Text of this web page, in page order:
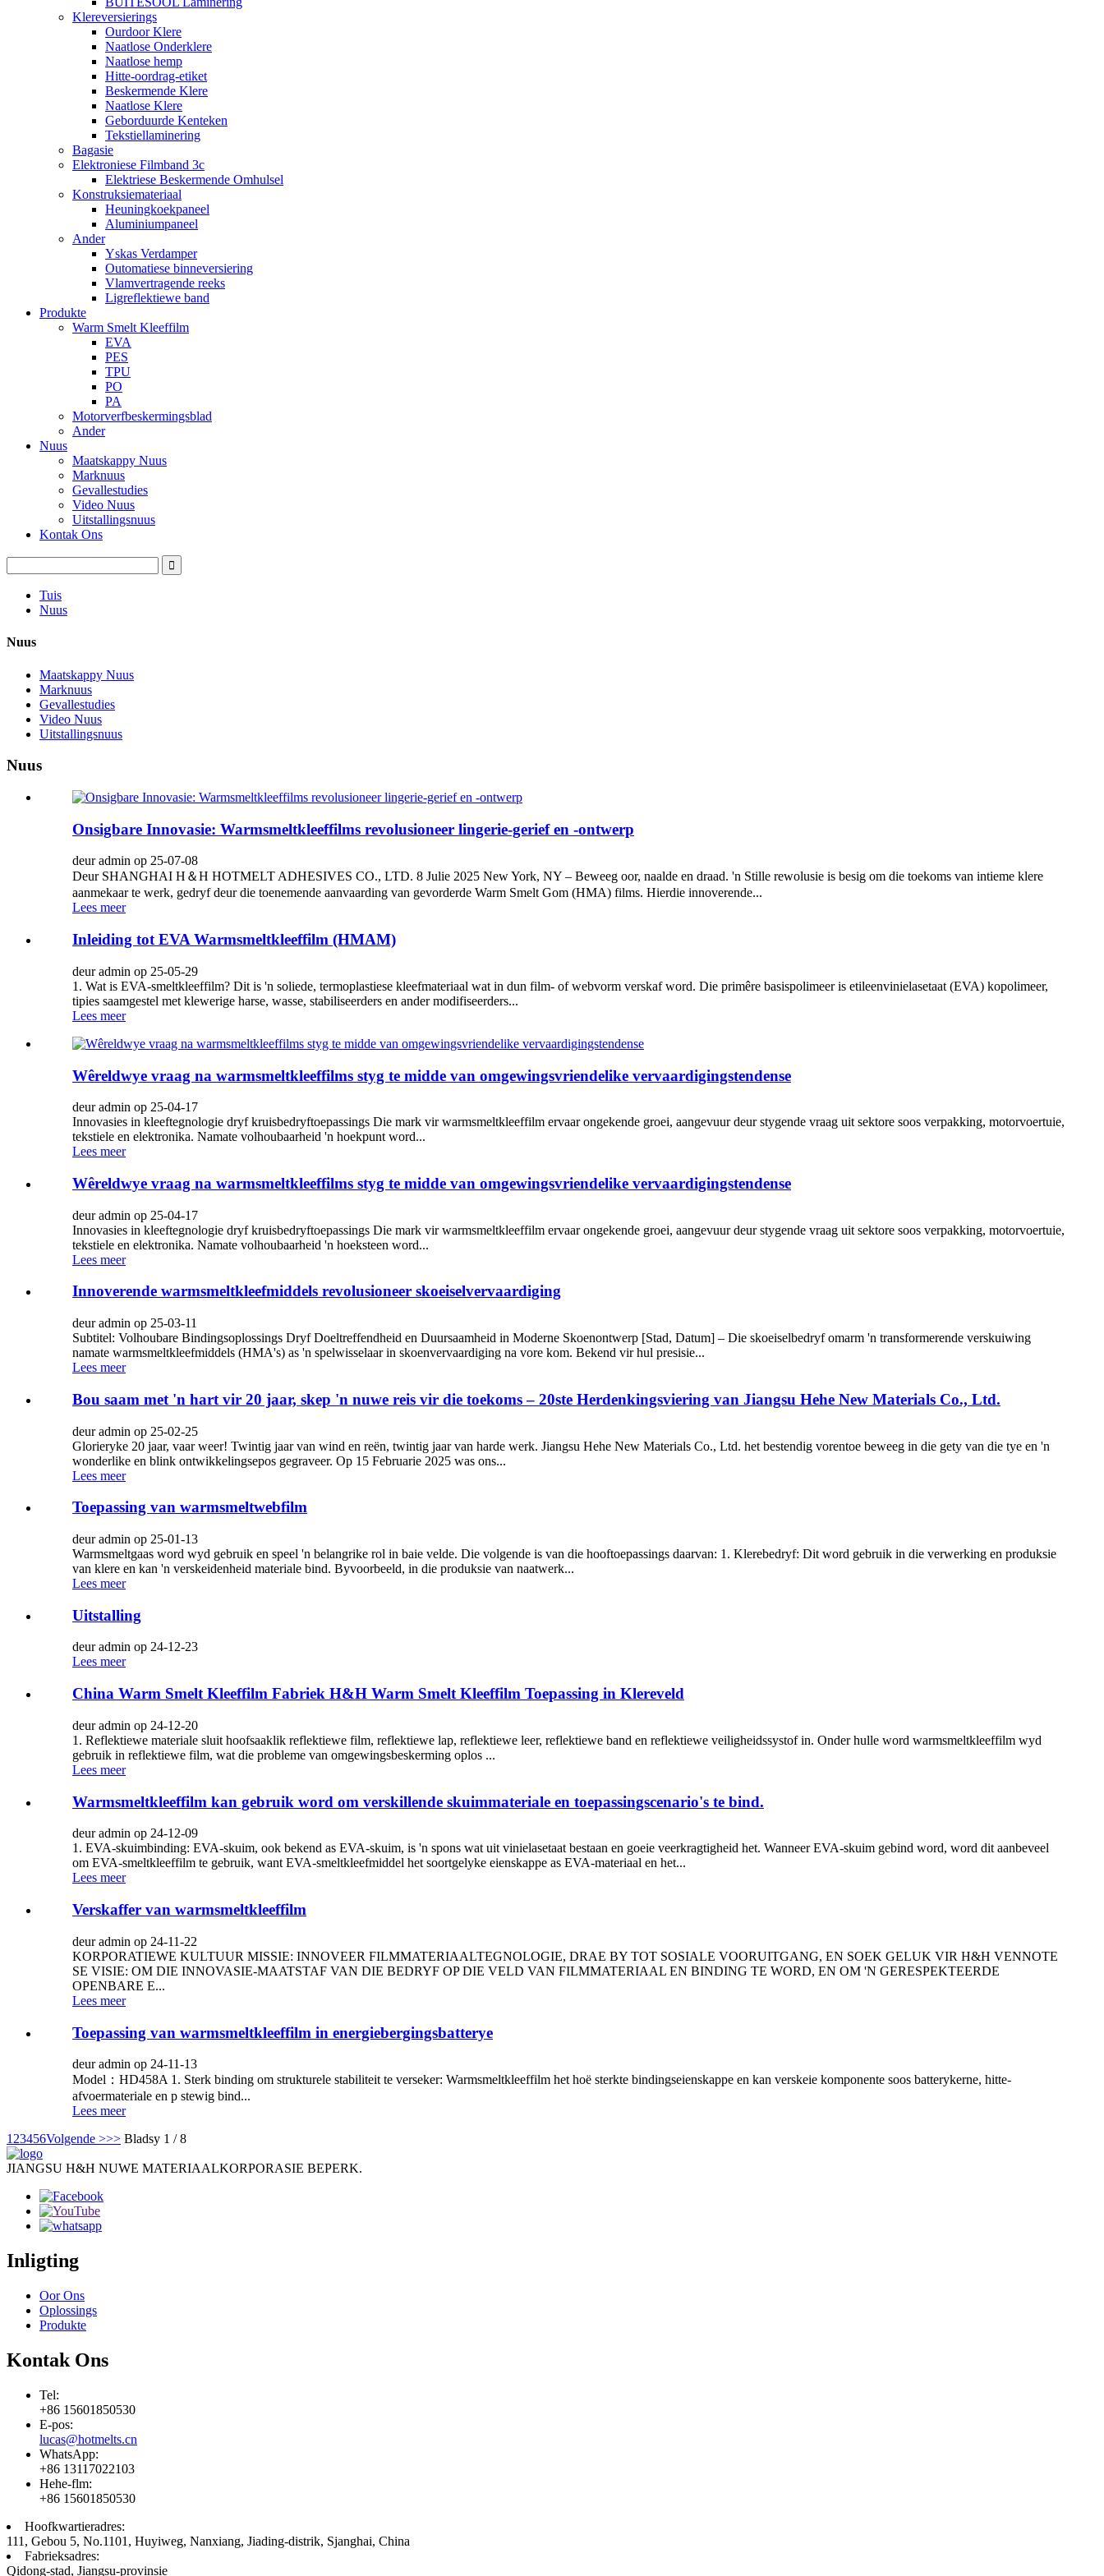
Klereversierings
Ourdoor Klere
Naatlose Onderklere
Naatlose hemp
Hitte-oordrag-etiket
Beskermende Klere
Naatlose Klere
Geborduurde Kenteken
Tekstiellaminering
Bagasie
Elektroniese Filmband 3c
Elektriese Beskermende Omhulsel
Konstruksiemateriaal
Heuningkoekpaneel
Aluminiumpaneel
Ander
Yskas Verdamper
Outomatiese binneversiering
Vlamvertragende reeks
Ligreflektiewe band
Produkte
Warm Smelt Kleeffilm
EVA
PES
TPU
PO
PA
Motorverfbeskermingsblad
Ander
Nuus
Maatskappy Nuus
Marknuus
Gevallestudies
Video Nuus
Uitstallingsnuus
Kontak Ons
Tuis
Nuus
Nuus
Maatskappy Nuus
Marknuus
Gevallestudies
Video Nuus
Uitstallingsnuus
Nuus
Onsigbare Innovasie: Warmsmeltkleeffilms revolusioneer lingerie-gerief en -ontwerp
deur admin op 25-07-08
Deur SHANGHAI H＆H HOTMELT ADHESIVES CO., LTD. 8 Julie 2025 New York, NY – Beweeg oor, naalde en draad. 'n Stille rewolusie is besig om die toekoms van intieme klere
aanmekaar te werk, gedryf deur die toenemende aanvaarding van gevorderde Warm Smelt Gom (HMA) films. Hierdie innoverende...
Lees meer
Inleiding tot EVA Warmsmeltkleeffilm (HMAM)
deur admin op 25-05-29
1. Wat is EVA-smeltkleeffilm? Dit is 'n soliede, termoplastiese kleefmateriaal wat in dun film- of webvorm verskaf word. Die primêre basispolimeer is etileenvinielasetaat (EVA) kopolimeer,
tipies saamgestel met klewerige harse, wasse, stabiliseerders en ander modifiseerders...
Lees meer
Wêreldwye vraag na warmsmeltkleeffilms styg te midde van omgewingsvriendelike vervaardigingstendense
deur admin op 25-04-17
Innovasies in kleeftegnologie dryf kruisbedryftoepassings Die mark vir warmsmeltkleeffilm ervaar ongekende groei, aangevuur deur stygende vraag uit sektore soos verpakking, motorvoertuie,
tekstiele en elektronika. Namate volhoubaarheid 'n hoekpunt word...
Lees meer
Wêreldwye vraag na warmsmeltkleeffilms styg te midde van omgewingsvriendelike vervaardigingstendense
deur admin op 25-04-17
Innovasies in kleeftegnologie dryf kruisbedryftoepassings Die mark vir warmsmeltkleeffilm ervaar ongekende groei, aangevuur deur stygende vraag uit sektore soos verpakking, motorvoertuie,
tekstiele en elektronika. Namate volhoubaarheid 'n hoeksteen word...
Lees meer
Innoverende warmsmeltkleefmiddels revolusioneer skoeiselvervaardiging
deur admin op 25-03-11
Subtitel: Volhoubare Bindingsoplossings Dryf Doeltreffendheid en Duursaamheid in Moderne Skoenontwerp [Stad, Datum] – Die skoeiselbedryf omarm 'n transformerende verskuiwing
namate warmsmeltkleefmiddels (HMA's) as 'n spelwisselaar in skoenvervaardiging na vore kom. Bekend vir hul presisie...
Lees meer
Bou saam met 'n hart vir 20 jaar, skep 'n nuwe reis vir die toekoms – 20ste Herdenkingsviering van Jiangsu Hehe New Materials Co., Ltd.
deur admin op 25-02-25
Glorieryke 20 jaar, vaar weer! Twintig jaar van wind en reën, twintig jaar van harde werk. Jiangsu Hehe New Materials Co., Ltd. het bestendig vorentoe beweeg in die gety van die tye en 'n
wonderlike en blink ontwikkelingsepos gegraveer. Op 15 Februarie 2025 was ons...
Lees meer
Toepassing van warmsmeltwebfilm
deur admin op 25-01-13
Warmsmeltgaas word wyd gebruik en speel 'n belangrike rol in baie velde. Die volgende is van die hooftoepassings daarvan: 1. Klerebedryf: Dit word gebruik in die verwerking en produksie
van klere en kan 'n verskeidenheid materiale bind. Byvoorbeeld, in die produksie van naatwerk...
Lees meer
Uitstalling
deur admin op 24-12-23
Lees meer
China Warm Smelt Kleeffilm Fabriek H&H Warm Smelt Kleeffilm Toepassing in Klereveld
deur admin op 24-12-20
1. Reflektiewe materiale sluit hoofsaaklik reflektiewe film, reflektiewe lap, reflektiewe leer, reflektiewe band en reflektiewe veiligheidssystof in. Onder hulle word warmsmeltkleeffilm wyd
gebruik in reflektiewe film, wat die probleme van omgewingsbeskerming oplos ...
Lees meer
Warmsmeltkleeffilm kan gebruik word om verskillende skuimmateriale en toepassingscenario's te bind.
deur admin op 24-12-09
1. EVA-skuimbinding: EVA-skuim, ook bekend as EVA-skuim, is 'n spons wat uit vinielasetaat bestaan ​​en goeie veerkragtigheid het. Wanneer EVA-skuim gebind word, word dit aanbeveel
om EVA-smeltkleeffilm te gebruik, want EVA-smeltkleefmiddel het soortgelyke eienskappe as EVA-materiaal en het...
Lees meer
Verskaffer van warmsmeltkleeffilm
deur admin op 24-11-22
KORPORATIEWE KULTUUR MISSIE: INNOVEER FILMMATERIAALTEGNOLOGIE, DRAE BY TOT SOSIALE VOORUITGANG, EN SOEK GELUK VIR H&H VENNOTE
SE VISIE: OM DIE INNOVASIE-MAATSTAF VAN DIE BEDRYF OP DIE VELD VAN FILMMATERIAAL EN BINDING TE WORD, EN OM 'N GERESPEKTEERDE
OPENBARE E...
Lees meer
Toepassing van warmsmeltkleeffilm in energiebergingsbatterye
deur admin op 24-11-13
Model：HD458A 1. Sterk binding om strukturele stabiliteit te verseker: Warmsmeltkleeffilm het hoë sterkte bindingseienskappe en kan verskeie komponente soos batterykerne, hitte-
afvoermateriale en p stewig bind...
Lees meer
1 23456Volgende >>> Bladsy 1 / 8
JIANGSU H&H NUWE MATERIAALKORPORASIE BEPERK.
Inligting
Oor Ons
Oplossings
Produkte
Kontak Ons
Tel:
+86 15601850530
E-pos:
lucas@hotmelts.cn
WhatsApp:
+86 13117022103
Hehe-flm:
+86 15601850530
Hoofkwartieradres:
111, Gebou 5, No.1101, Huyiweg, Nanxiang, Jiading-distrik, Sjanghai, China
Fabrieksadres:
Qidong-stad, Jiangsu-provinsie